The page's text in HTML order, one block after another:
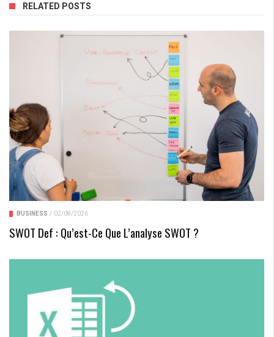
RELATED POSTS
BUSINESS / 02/08/2026
SWOT Def : Qu’est-Ce Que L’analyse SWOT ?